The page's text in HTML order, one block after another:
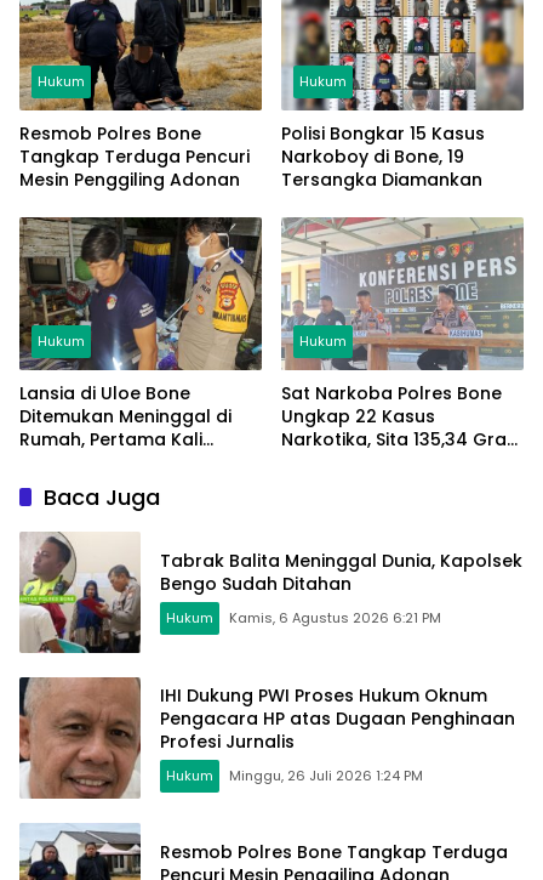
Hukum
Resmob Polres Bone
Tangkap Terduga Pencuri
Mesin Penggiling Adonan
Hukum
Polisi Bongkar 15 Kasus
Narkoboy di Bone, 19
Tersangka Diamankan
Hukum
Lansia di Uloe Bone
Ditemukan Meninggal di
Rumah, Pertama Kali
Antar Makanan
Hukum
Sat Narkoba Polres Bone
Ungkap 22 Kasus
Narkotika, Sita 135,34 Gram
Baca Juga
Tabrak Balita Meninggal Dunia, Kapolsek
Bengo Sudah Ditahan
Hukum Kamis, 6 Agustus 2026 6:21 PM
IHI Dukung PWI Proses Hukum Oknum
Pengacara HP atas Dugaan Penghinaan
Profesi Jurnalis
Hukum Minggu, 26 Juli 2026 1:24 PM
Resmob Polres Bone Tangkap Terduga